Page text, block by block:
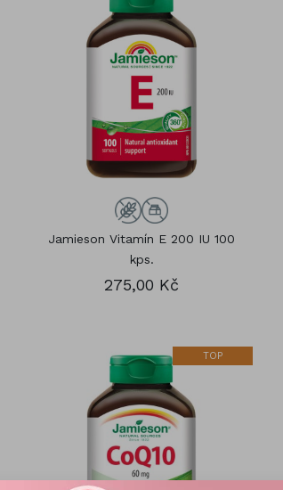
Jamieson Vitamín E 200 IU 100
kps.
275,00 Kč
TOP